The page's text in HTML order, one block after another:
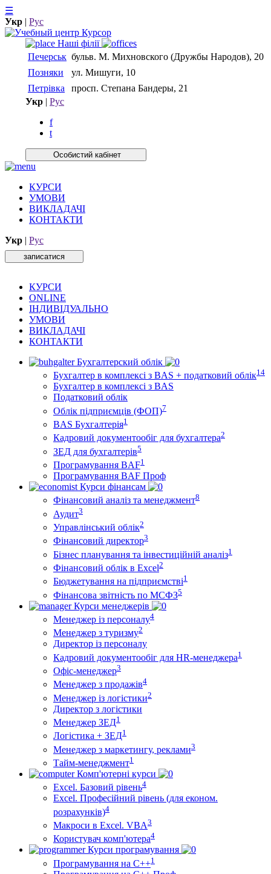
☰
Укр | Рус
Нашi фiлiї
Печерськ бульв. М. Михновского (Дружбы Народов), 20
Позняки
ул. Мишуги, 10
Петрівка
просп. Степана Бандеры, 21
Укр | Рус
f
t
Особистий кабiнет
КУРСИ
УМОВИ
ВИКЛАДАЧІ
КОНТАКТИ
Укр | Рус
записатися
КУРСИ
ONLINE
ІНДИВІДУАЛЬНО
УМОВИ
ВИКЛАДАЧІ
КОНТАКТИ
Бухгалтерский облік
Бухгалтер в комплексі з BAS + податковий облік14
Бухгалтер в комплексі з BAS
Податковий облік
Облік підприємців (ФОП)7
BAS Бухгалтерія1
Кадровий документообіг для бухгалтера2
ЗЕД для бухгалтерів5
Програмування BAF1
Програмування BAF Проф
Курси фінансам
Фінансовий аналіз та менеджмент8
Аудит3
Управлінський облік2
Фінансовий директор3
Бізнес планування та інвестиційній аналіз1
Фінансовий облiк в Excel2
Бюджетування на підприємстві1
Фінансова звітність по МСФЗ5
Курси менеджерів
Менеджер із персоналу4
Менеджер з туризму2
Директор iз персоналу
Кадровий документообіг для HR-менеджера1
Офіс-менеджер3
Менеджер з продажів4
Менеджер із логістики2
Директор з логістики
Менеджер ЗEД1
Логістика + ЗЕД1
Менеджер з маркетингу, реклами3
Тайм-менеджмент1
Комп'ютерні курси
Excel. Базовий рівень4
Excel. Професійний рівень (для економ.
розрахунків)4
Макроси в Excel. VBA3
Користувач комп'ютера4
Курси програмування
Програмування на С++1